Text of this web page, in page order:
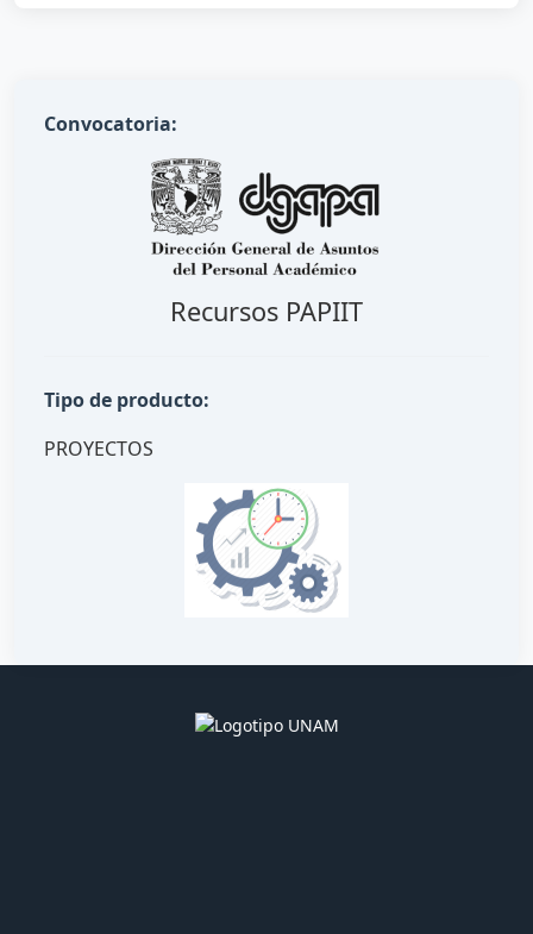
Convocatoria:
Recursos PAPIIT
Tipo de producto:
PROYECTOS